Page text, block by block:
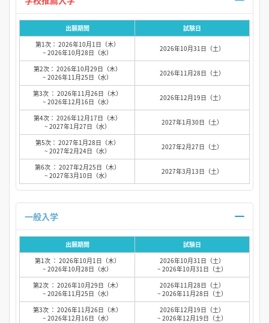
出願期間
試験日
第1次： 2026年10月1日（木）
~ 2026年10月28日（水）
2026年10月31日（土）
第2次： 2026年10月29日（木）
~ 2026年11月25日（水）
2026年11月28日（土）
第3次 ： 2026年11月26日（木）
~ 2026年12月16日（水）
2026年12月19日（土）
第4次： 2026年12月17日（木）
~ 2027年1月27日（水）
2027年1月30日（土）
第5次： 2027年1月28日（木）
~ 2027年2月24日（水）
2027年2月27日（土）
第6次 ： 2027年2月25日（木）
~ 2027年3月10日（水）
2027年3月13日（土）
出願期間
試験日
第1次 ： 2026年10月1日（木）
~ 2026年10月28日（水）
2026年10月31日（土）
~ 2026年10月31日（土）
第2次 ： 2026年10月29日（木）
~ 2026年11月25日（水）
2026年11月28日（土）
~ 2026年11月28日（土）
第3次 ： 2026年11月26日（木）
~ 2026年12月16日（水）
2026年12月19日（土）
~ 2026年12月19日（土）